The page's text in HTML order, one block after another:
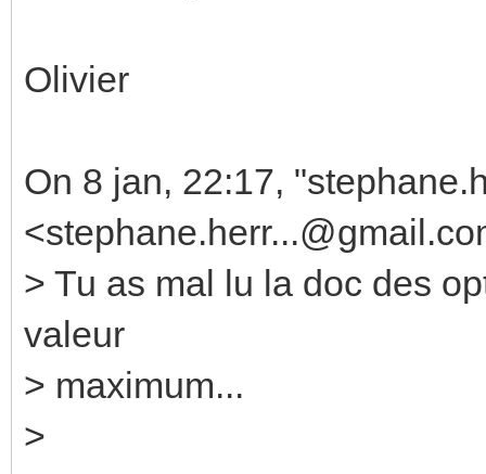
Olivier
On 8 jan, 22:17,
> Tu as mal lu la doc des
valeur
> maximum...
>